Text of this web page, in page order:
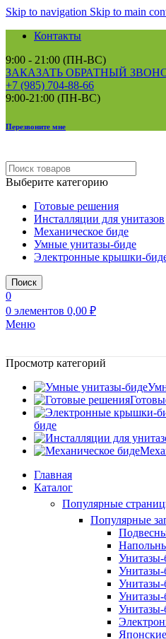
Skip to navigation Skip to main
Контакты
9:00 - 21:00 (ПН-ВС)
ЗАКАЗАТЬ ОБРАТНЫЙ
+7 (985) 704-88-66
9:00-21:00 (ПН-ВС)
Перезвоните мне
Выберите категорию
Готовые решения
Инсталляции для унитазов
Механическое биде
Умные унитазы-биде
Электронные крышки-
Поиск
0
0 элементов 0,00 ₽
Меню
Просмотр категорий
биде
Главная
Каталог
Популярные
Популярные
Унитазы-
Унитазы-
Унитазы-
Унитазы-